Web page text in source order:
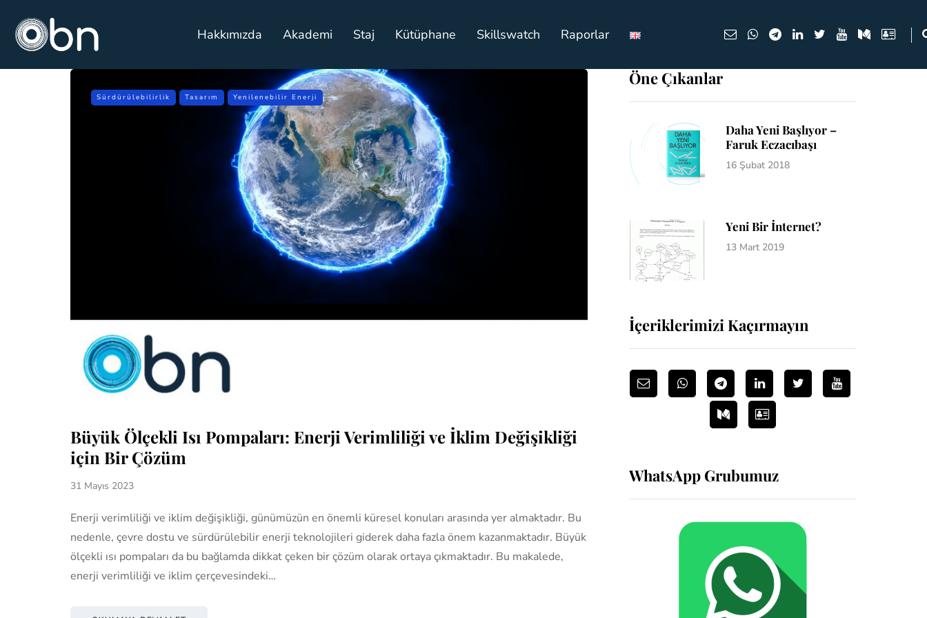
Hakkımızda Akademi Staj Kütüphane Skillswatch Raporlar
Sürdürülebilirlik Tasarım Yenilenebilir Enerji
Büyük Ölçekli Isı Pompaları: Enerji Verimliliği ve İklim Değişikliği
için Bir Çözüm
31 Mayıs 2023
Enerji verimliliği ve iklim değişikliği, günümüzün en önemli küresel konuları arasında yer almaktadır. Bu
nedenle, çevre dostu ve sürdürülebilir enerji teknolojileri giderek daha fazla önem kazanmaktadır. Büyük
ölçekli ısı pompaları da bu bağlamda dikkat çeken bir çözüm olarak ortaya çıkmaktadır. Bu makalede,
enerji verimliliği ve iklim çerçevesindeki…
Öne Çıkanlar
Daha Yeni Başlıyor –
Faruk Eczacıbaşı
16 Şubat 2018
Yeni Bir İnternet?
13 Mart 2019
İçeriklerimizi Kaçırmayın
WhatsApp Grubumuz